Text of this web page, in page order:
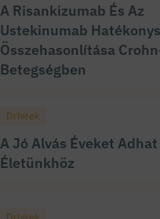
A Risankizumab És Az
Ustekinumab
Összehasonlítása
Betegségben
Drhírek
A Jó Alvás Éveket Adhat
Életünkhöz